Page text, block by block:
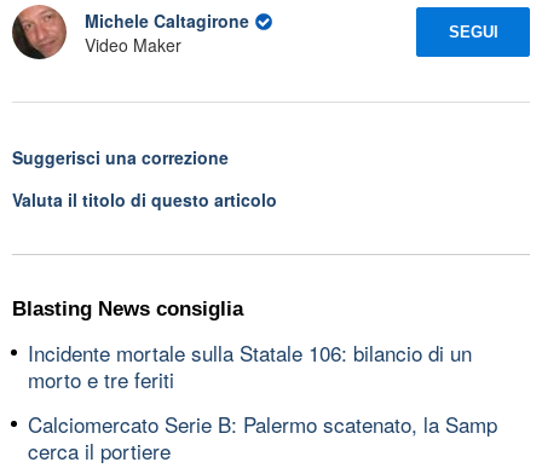
Michele Caltagirone
Video Maker
SEGUI
Suggerisci una correzione
Valuta il titolo di questo articolo
Blasting News consiglia
Incidente mortale sulla Statale 106: bilancio di un
morto e tre feriti
Calciomercato Serie B: Palermo scatenato, la Samp
cerca il portiere